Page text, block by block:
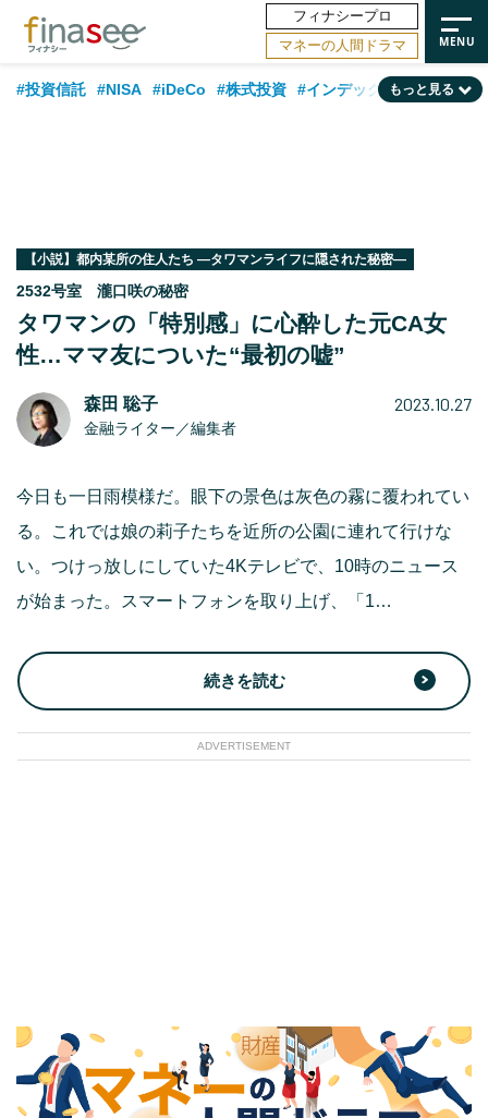
フィナシープロ
マネーの人間ドラマ
#投資信託 #NISA #iDeCo #株式投資 #インデックスファンド
#資産運用業界 #老後 #データ・調査 #60代 #米国株
#国内株式型
もっと見る
【小説】都内某所の住人たち ―タワマンライフに隠された秘密―
2532号室 瀧口咲の秘密
タワマンの「特別感」に心酔した元CA女
性…ママ友についた“最初の嘘”
森田 聡子
金融ライター／編集者
2023.10.27
今日も一日雨模様だ。眼下の景色は灰色の霧に覆われてい
る。これでは娘の莉子たちを近所の公園に連れて行けな
い。つけっ放しにしていた4Kテレビで、10時のニュース
が始まった。スマートフォンを取り上げ、「1…
続きを読む
ADVERTISEMENT